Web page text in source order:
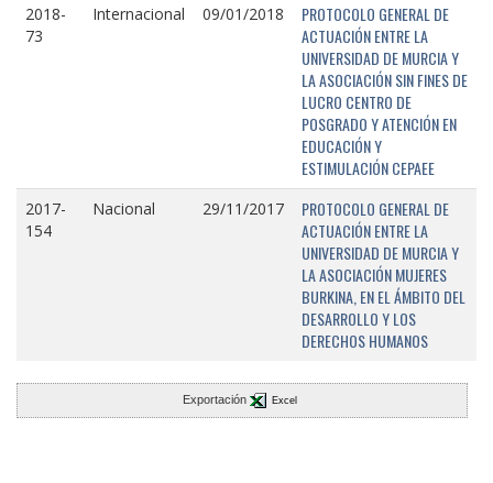
2018-
73
Internacional 09/01/2018
PROTOCOLO GENERAL DE
ACTUACIÓN ENTRE LA
UNIVERSIDAD DE MURCIA Y
LA ASOCIACIÓN SIN FINES DE
LUCRO CENTRO DE
POSGRADO Y ATENCIÓN EN
EDUCACIÓN Y
ESTIMULACIÓN CEPAEE
2017-
154
Nacional 29/11/2017
PROTOCOLO GENERAL DE
ACTUACIÓN ENTRE LA
UNIVERSIDAD DE MURCIA Y
LA ASOCIACIÓN MUJERES
BURKINA, EN EL ÁMBITO DEL
DESARROLLO Y LOS
DERECHOS HUMANOS
Exportación Excel